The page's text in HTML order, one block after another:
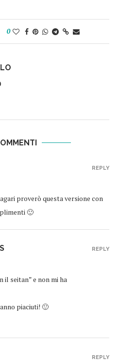
0
proverò questa versione con
🙂
REPLY
il seitan” e non mi ha
piaciuti! 🙂
REPLY
REPLY